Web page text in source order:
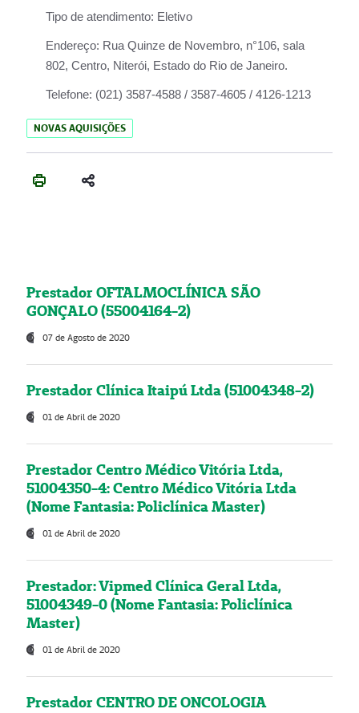
Tipo de atendimento: Eletivo
Endereço: Rua Quinze de Novembro, n°106, sala
802, Centro, Niterói, Estado do Rio de Janeiro.
Telefone: (021) 3587-4588 / 3587-4605 / 4126-1213
NOVAS AQUISIÇÕES
Prestador OFTALMOCLÍNICA SÃO
GONÇALO (55004164-2)
07 de Agosto de 2020
Prestador Clínica Itaipú Ltda (51004348-2)
01 de Abril de 2020
Prestador Centro Médico Vitória Ltda,
51004350-4: Centro Médico Vitória Ltda
(Nome Fantasia: Policlínica Master)
01 de Abril de 2020
Prestador: Vipmed Clínica Geral Ltda,
51004349-0 (Nome Fantasia: Policlínica
Master)
01 de Abril de 2020
Prestador CENTRO DE ONCOLOGIA